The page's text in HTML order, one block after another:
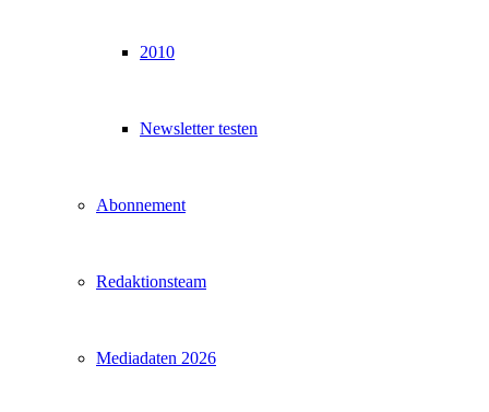
2010
Newsletter testen
Abonnement
Redaktionsteam
Mediadaten 2026